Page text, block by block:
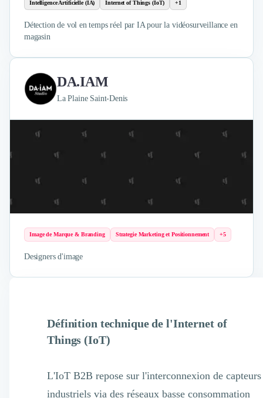
Intelligence Artificielle (IA) Internet of Things (IoT) +1
Détection de vol en temps réel par IA pour la vidéosurveillance en
magasin
DA.IAM
La Plaine Saint-Denis
Image de Marque & Branding Strategie Marketing et Positionnement +5
Designers d'image
Définition technique de l'Internet of
Things (IoT)
L'IoT B2B repose sur l'interconnexion de capteurs
industriels via des réseaux basse consommation